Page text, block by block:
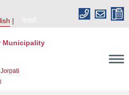
नेपाली
Municipality